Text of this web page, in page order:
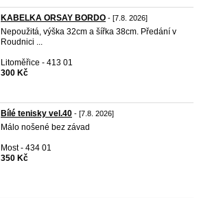
KABELKA ORSAY BORDO - [7.8. 2026]
Nepoužitá, výška 32cm a šířka 38cm. Předání v
Roudnici ...
Litoměřice - 413 01
300 Kč
Bílé tenisky vel.40 - [7.8. 2026]
Málo nošené bez závad
Most - 434 01
350 Kč